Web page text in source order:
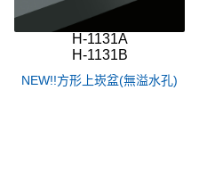
H-1131A
H-1131B
NEW!!方形上崁盆(無溢水孔)